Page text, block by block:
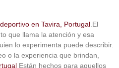
en Tavira, Portugal .El
que llama la atención y esa
lo experimenta puede describir.
o la experiencia que brindan,
Están hechos para aquellos